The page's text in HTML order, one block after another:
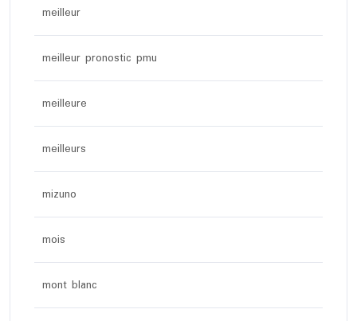
meilleur
meilleur pronostic pmu
meilleure
meilleurs
mizuno
mois
mont blanc